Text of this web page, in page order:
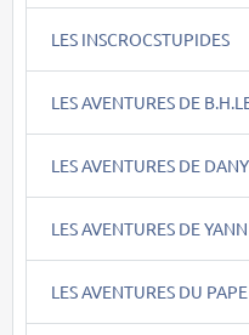
LES INSCROCSTUPIDES
LES AVENTURES DE
LES AVENTURES DE
LES AVENTURES DE
LES AVENTURES DU